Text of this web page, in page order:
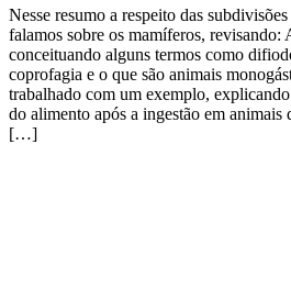
Nesse resumo a respeito das
falamos sobre os mamíferos, revisando:
conceituando alguns termos como
coprofagia e o que são animais
trabalhado com um exemplo,
do alimento após a ingestão em animais
[…]